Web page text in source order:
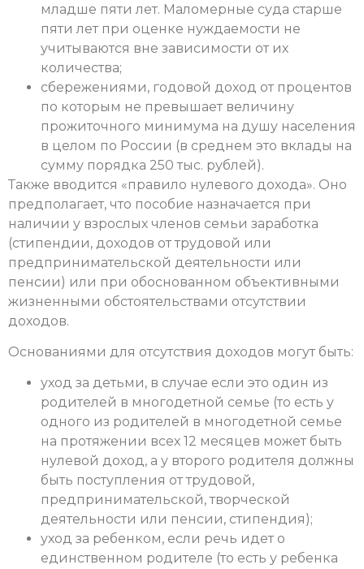
младше пяти лет. Маломерные суда старше
пяти лет при оценке нуждаемости не
учитываются вне зависимости от их
количества;
сбережениями, годовой доход от процентов
по которым не превышает величину
прожиточного минимума на душу населения
в целом по России (в среднем это вклады на
сумму порядка 250 тыс. рублей).
Также вводится «правило нулевого дохода». Оно
предполагает, что пособие назначается при
наличии у взрослых членов семьи заработка
(стипендии, доходов от трудовой или
предпринимательской деятельности или
пенсии) или при обоснованном объективными
жизненными обстоятельствами отсутствии
доходов.
Основаниями для отсутствия доходов могут быть:
уход за детьми, в случае если это один из
родителей в многодетной семье (то есть у
одного из родителей в многодетной семье
на протяжении всех 12 месяцев может быть
нулевой доход, а у второго родителя должны
быть поступления от трудовой,
предпринимательской, творческой
деятельности или пенсии, стипендия);
уход за ребенком, если речь идет о
единственном родителе (то есть у ребенка